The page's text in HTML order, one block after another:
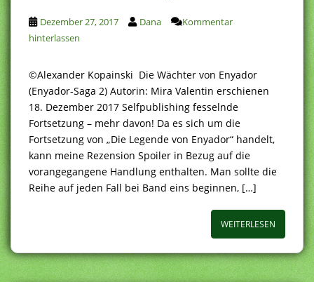
Dezember 27, 2017 Dana
Kommentar
hinterlassen
©Alexander Kopainski Die Wächter von Enyador
(Enyador-Saga 2) Autorin: Mira Valentin erschienen
18. Dezember 2017 Selfpublishing fesselnde
Fortsetzung – mehr davon! Da es sich um die
Fortsetzung von „Die Legende von Enyador“ handelt,
kann meine Rezension Spoiler in Bezug auf die
vorangegangene Handlung enthalten. Man sollte die
Reihe auf jeden Fall bei Band eins beginnen, […]
WEITERLESEN